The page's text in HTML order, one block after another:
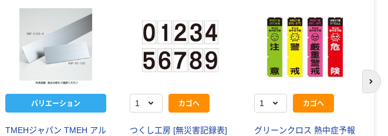
バリエーション
TMEHジャパン TMEH アル
カゴへ
つくし工房 [無災害記録表]
カゴへ
グリーンクロス 熱中症予報
次